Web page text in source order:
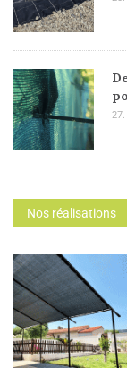
Nos réalisations